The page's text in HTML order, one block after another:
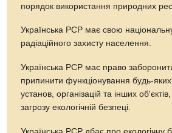
порядок використання природних
Українська РСР має свою
радіаційного захисту населення.
Українська РСР має право
припинити функціонування будь-
установ, організацій та інших
загрозу екологічній безпеці.